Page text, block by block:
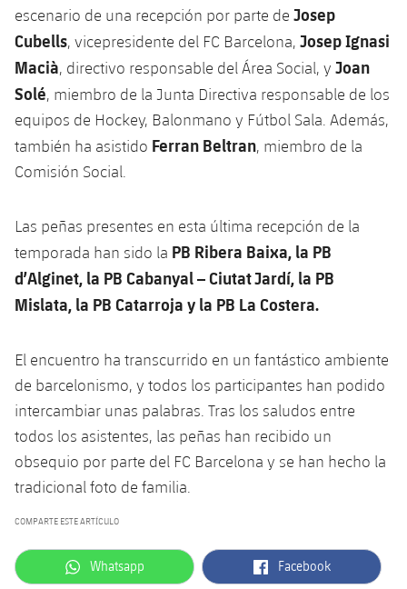
escenario de una recepción por parte de Josep
Cubells, vicepresidente del FC Barcelona, Josep Ignasi
Macià, directivo responsable del Área Social, y Joan
Solé, miembro de la Junta Directiva responsable de los
equipos de Hockey, Balonmano y Fútbol Sala. Además,
también ha asistido Ferran Beltran, miembro de la
Comisión Social.
Las peñas presentes en esta última recepción de la
temporada han sido la PB Ribera Baixa, la PB
d’Alginet, la PB Cabanyal – Ciutat Jardí, la PB
Mislata, la PB Catarroja y la PB La Costera.
El encuentro ha transcurrido en un fantástico ambiente
de barcelonismo, y todos los participantes han podido
intercambiar unas palabras. Tras los saludos entre
todos los asistentes, las peñas han recibido un
obsequio por parte del FC Barcelona y se han hecho la
tradicional foto de familia.
COMPARTE ESTE ARTÍCULO
label.aria.whatsapp
Whatsapp label.aria.facebook
Facebook